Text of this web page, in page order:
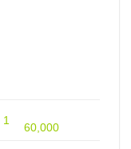
1
60,000